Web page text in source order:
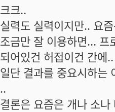
크크..
실력도 실력이지만.. 요
조금만 잘 이용하면... 프
되어있건 허접이건 간에..
일단 결과를 중요시하는
..
결론은 요즘은 개나 소